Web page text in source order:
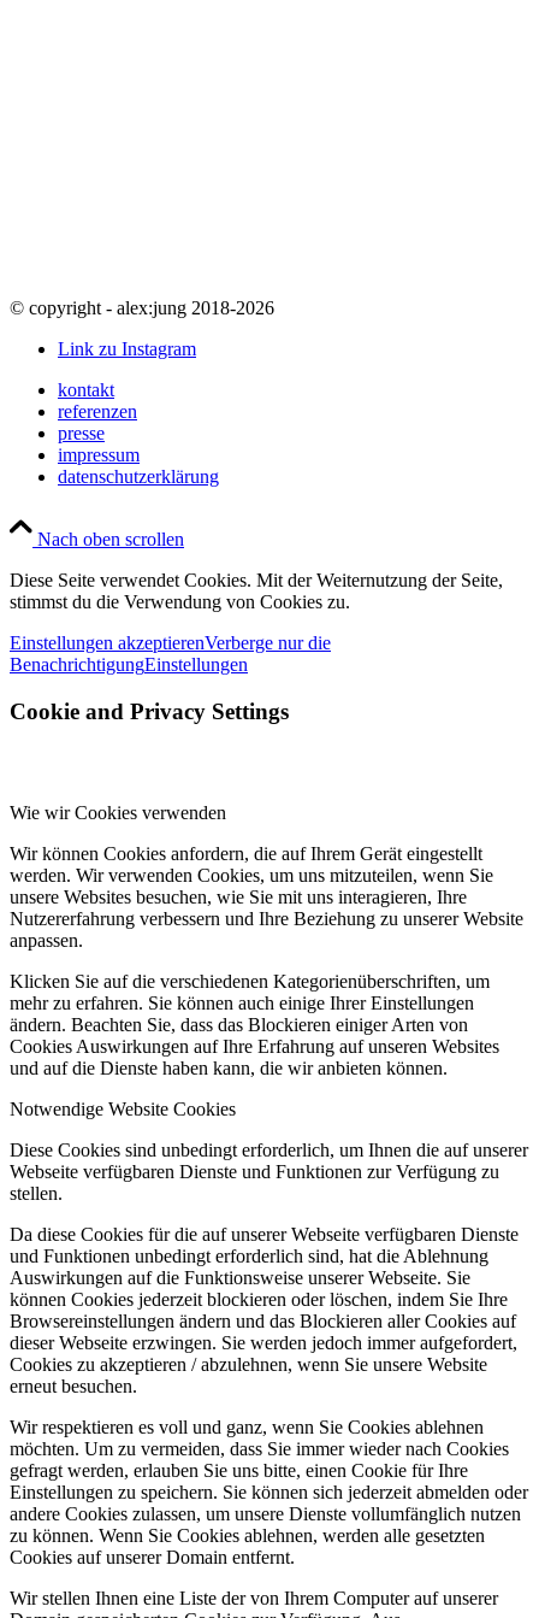
© copyright - alex:jung 2018-2026
Link zu Instagram
kontakt
referenzen
presse
impressum
datenschutzerklärung
Nach oben scrollen
Diese Seite verwendet Cookies. Mit der Weiternutzung der Seite,
stimmst du die Verwendung von Cookies zu.
Einstellungen akzeptierenVerberge nur die
BenachrichtigungEinstellungen
Cookie and Privacy Settings
Wie wir Cookies verwenden
Wir können Cookies anfordern, die auf Ihrem Gerät eingestellt
werden. Wir verwenden Cookies, um uns mitzuteilen, wenn Sie
unsere Websites besuchen, wie Sie mit uns interagieren, Ihre
Nutzererfahrung verbessern und Ihre Beziehung zu unserer Website
anpassen.
Klicken Sie auf die verschiedenen Kategorienüberschriften, um
mehr zu erfahren. Sie können auch einige Ihrer Einstellungen
ändern. Beachten Sie, dass das Blockieren einiger Arten von
Cookies Auswirkungen auf Ihre Erfahrung auf unseren Websites
und auf die Dienste haben kann, die wir anbieten können.
Notwendige Website Cookies
Diese Cookies sind unbedingt erforderlich, um Ihnen die auf unserer
Webseite verfügbaren Dienste und Funktionen zur Verfügung zu
stellen.
Da diese Cookies für die auf unserer Webseite verfügbaren Dienste
und Funktionen unbedingt erforderlich sind, hat die Ablehnung
Auswirkungen auf die Funktionsweise unserer Webseite. Sie
können Cookies jederzeit blockieren oder löschen, indem Sie Ihre
Browsereinstellungen ändern und das Blockieren aller Cookies auf
dieser Webseite erzwingen. Sie werden jedoch immer aufgefordert,
Cookies zu akzeptieren / abzulehnen, wenn Sie unsere Website
erneut besuchen.
Wir respektieren es voll und ganz, wenn Sie Cookies ablehnen
möchten. Um zu vermeiden, dass Sie immer wieder nach Cookies
gefragt werden, erlauben Sie uns bitte, einen Cookie für Ihre
Einstellungen zu speichern. Sie können sich jederzeit abmelden oder
andere Cookies zulassen, um unsere Dienste vollumfänglich nutzen
zu können. Wenn Sie Cookies ablehnen, werden alle gesetzten
Cookies auf unserer Domain entfernt.
Wir stellen Ihnen eine Liste der von Ihrem Computer auf unserer